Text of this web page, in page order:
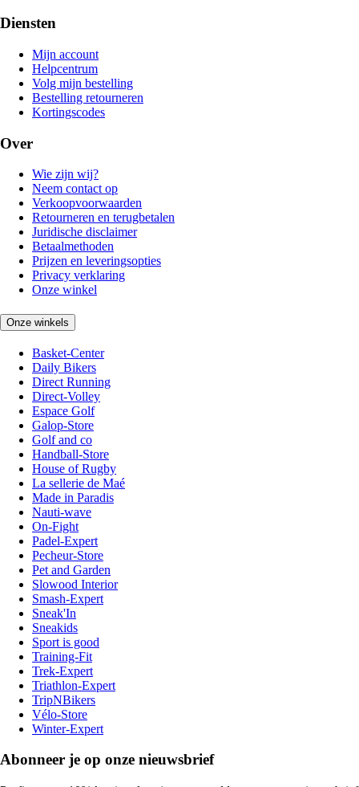
Diensten
Mijn account
Helpcentrum
Volg mijn bestelling
Bestelling retourneren
Kortingscodes
Over
Wie zijn wij?
Neem contact op
Verkoopvoorwaarden
Retourneren en terugbetalen
Juridische disclaimer
Betaalmethoden
Prijzen en leveringsopties
Privacy verklaring
Onze winkel
Onze winkels
Basket-Center
Daily Bikers
Direct Running
Direct-Volley
Espace Golf
Galop-Store
Golf and co
Handball-Store
House of Rugby
La sellerie de Maé
Made in Paradis
Nauti-wave
On-Fight
Padel-Expert
Pecheur-Store
Pet and Garden
Slowood Interior
Smash-Expert
Sneak'In
Sneakids
Sport is good
Training-Fit
Trek-Expert
Triathlon-Expert
TripNBikers
Vélo-Store
Winter-Expert
Abonneer je op onze nieuwsbrief